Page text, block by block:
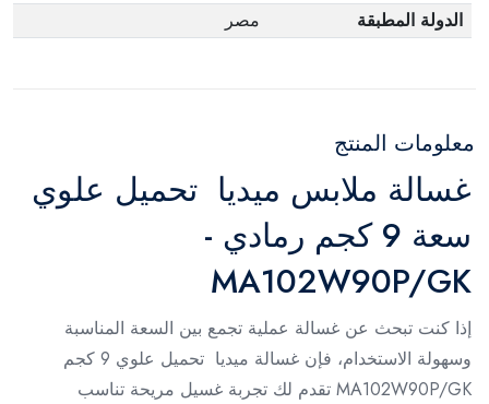
الدولة المطبقة
مصر
معلومات المنتج
غسالة ملابس ميديا تحميل علوي
سعة 9 كجم رمادي -
MA102W90P/GK
إذا كنت تبحث عن غسالة عملية تجمع بين السعة المناسبة
وسهولة الاستخدام، فإن غسالة ميديا تحميل علوي 9 كجم
MA102W90P/GK تقدم لك تجربة غسيل مريحة تناسب